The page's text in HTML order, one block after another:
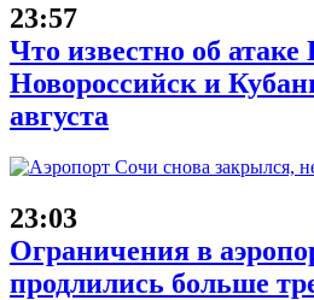
23:57
Что известно об
Новороссийск и
августа
23:03
Ограничения в
продлились больше